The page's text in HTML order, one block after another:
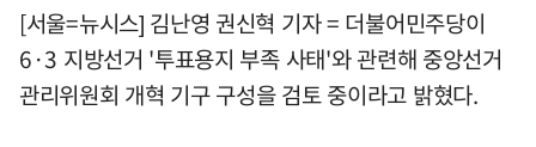
[서울=뉴시스] 김난영 권신혁 기자 = 더불어민주당이
6·3 지방선거 '투표용지 부족 사태'와 관련해 중앙선거
관리위원회 개혁 기구 구성을 검토 중이라고 밝혔다.